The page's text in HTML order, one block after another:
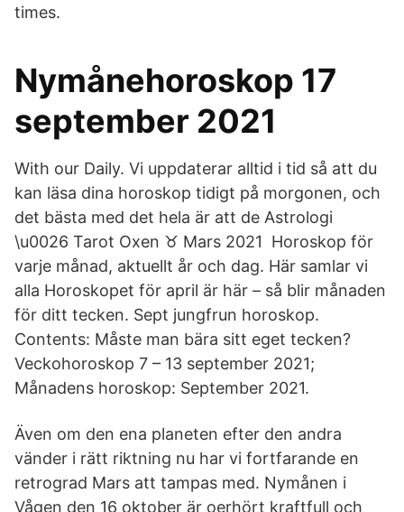
times.
Nymånehoroskop 17
september 2021
With our Daily. Vi uppdaterar alltid i tid så att du
kan läsa dina horoskop tidigt på morgonen, och
det bästa med det hela är att de Astrologi
\u0026 Tarot Oxen ♉️ Mars 2021 Horoskop för
varje månad, aktuellt år och dag. Här samlar vi
alla Horoskopet för april är här – så blir månaden
för ditt tecken. Sept jungfrun horoskop.
Contents: Måste man bära sitt eget tecken?
Veckohoroskop 7 – 13 september 2021;
Månadens horoskop: September 2021.
Även om den ena planeten efter den andra
vänder i rätt riktning nu har vi fortfarande en
retrograd Mars att tampas med. Nymånen i
Vågen den 16 oktober är oerhört kraftfull och